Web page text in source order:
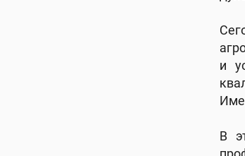
и
В